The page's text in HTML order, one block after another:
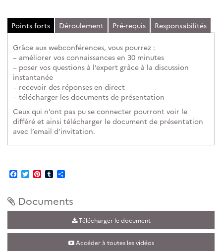
Points forts Déroulement Pré-requis Responsabilités
Grâce aux webconférences, vous pourrez :
– améliorer vos connaissances en 30 minutes
– poser vos questions à l’expert grâce à la discussion
instantanée
– recevoir des réponses en direct
– télécharger les documents de présentation
Ceux qui n’ont pas pu se connecter pourront voir le
différé et ainsi télécharger le document de présentation
avec l’email d’invitation.
Facebook
TwitterPinterest
Tumblr
Documents
Télécharger le document
Accéder à toutes les vidéos